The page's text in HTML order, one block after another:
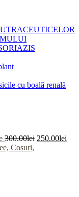
cu boală renală
300.00lei 250.00lei
Coșuri,